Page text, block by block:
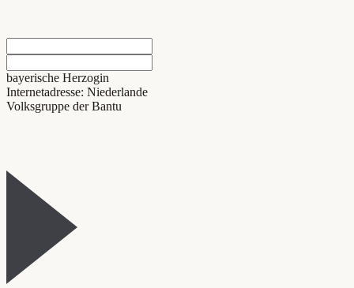
bayerische Herzogin
Internetadresse: Niederlande
Volksgruppe der Bantu